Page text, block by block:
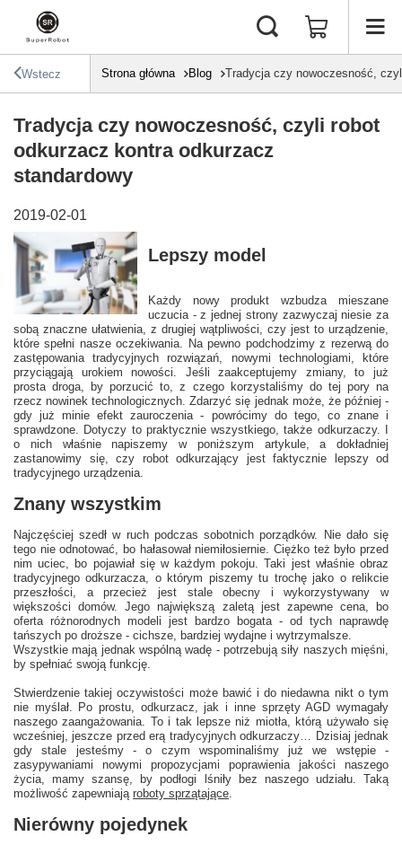
Wstecz Strona główna Blog Tradycja czy nowoczesność,
Tradycja czy nowoczesność, czyli robot
odkurzacz kontra odkurzacz
standardowy
2019-02-01
Lepszy model
Każdy nowy produkt wzbudza mieszane
uczucia - z jednej strony zazwyczaj niesie za
sobą znaczne ułatwienia, z drugiej wątpliwości, czy jest to urządzenie,
które spełni nasze oczekiwania. Na pewno podchodzimy z rezerwą do
zastępowania tradycyjnych rozwiązań, nowymi technologiami, które
przyciągają urokiem nowości. Jeśli zaakceptujemy zmiany, to już
prosta droga, by porzucić to, z czego korzystaliśmy do tej pory na
rzecz nowinek technologicznych. Zdarzyć się jednak może, że później -
gdy już minie efekt zauroczenia - powrócimy do tego, co znane i
sprawdzone. Dotyczy to praktycznie wszystkiego, także odkurzaczy. I
o nich właśnie napiszemy w poniższym artykule, a dokładniej
zastanowimy się, czy robot odkurzający jest faktycznie lepszy od
tradycyjnego urządzenia.
Znany wszystkim
Najczęściej szedł w ruch podczas sobotnich porządków. Nie dało się
tego nie odnotować, bo hałasował niemiłosiernie. Ciężko też było przed
nim uciec, bo pojawiał się w każdym pokoju. Taki jest właśnie obraz
tradycyjnego odkurzacza, o którym piszemy tu trochę jako o relikcie
przeszłości, a przecież jest stale obecny i wykorzystywany w
większości domów. Jego największą zaletą jest zapewne cena, bo
oferta różnorodnych modeli jest bardzo bogata - od tych naprawdę
tańszych po droższe - cichsze, bardziej wydajne i wytrzymalsze.
Wszystkie mają jednak wspólną wadę - potrzebują siły naszych mięśni,
by spełniać swoją funkcję.
Stwierdzenie takiej oczywistości może bawić i do niedawna nikt o tym
nie myślał. Po prostu, odkurzacz, jak i inne sprzęty AGD wymagały
naszego zaangażowania. To i tak lepsze niż miotła, którą używało się
wcześniej, jeszcze przed erą tradycyjnych odkurzaczy… Dzisiaj jednak
gdy stale jesteśmy - o czym wspominaliśmy już we wstępie -
zasypywaniami nowymi propozycjami poprawienia jakości naszego
życia, mamy szansę, by podłogi lśniły bez naszego udziału. Taką
możliwość zapewniają roboty sprzątające.
Nierówny pojedynek